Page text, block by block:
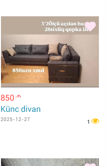
850 m
Künc divan
2025-12-27 1